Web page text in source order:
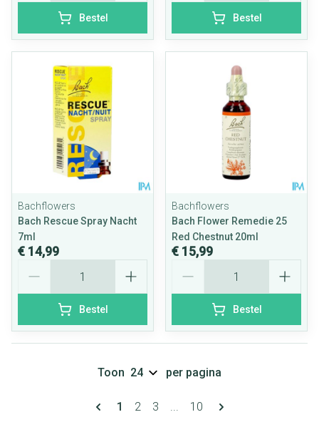
Bestel Bestel
Bachflowers
Bach Rescue Spray Nacht
7ml
€ 14,99
Bestel
Bachflowers
Bach Flower Remedie 25
Red Chestnut 20ml
€ 15,99
Bestel
Pagina's
U lees momenteel pagina
1 Pagina
2 Pagina
3 ... Pagina
10
Toon per pagina